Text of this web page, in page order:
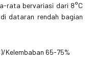
rata bervariasi dari 8°C
dataran rendah bagian
Kelembaban 65-75%